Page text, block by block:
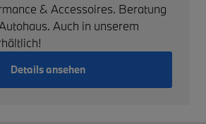
& Accessoires. Beratung
Auch in unserem
Details ansehen